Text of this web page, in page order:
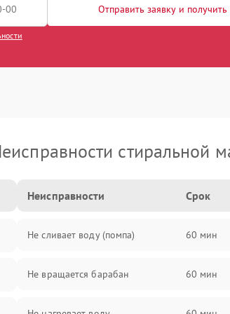
Отправить заявку и
стиральной
Неисправности Срок
Не сливает воду (помпа) 60 мин
Не вращается барабан 60 мин